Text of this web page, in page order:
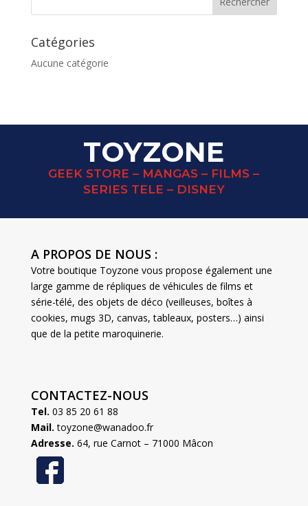
Catégories
Aucune catégorie
TOYZONE
GEEK STORE – MANGAS – FILMS –
SERIES TELE – DISNEY
A PROPOS DE NOUS :
Votre boutique Toyzone vous propose également une
large gamme de répliques de véhicules de films et
série-télé, des objets de déco (veilleuses, boîtes à
cookies, mugs 3D, canvas, tableaux, posters…) ainsi
que de la petite maroquinerie.
CONTACTEZ-NOUS
Tel. 03 85 20 61 88
Mail. toyzone@wanadoo.fr
Adresse. 64, rue Carnot – 71000 Mâcon